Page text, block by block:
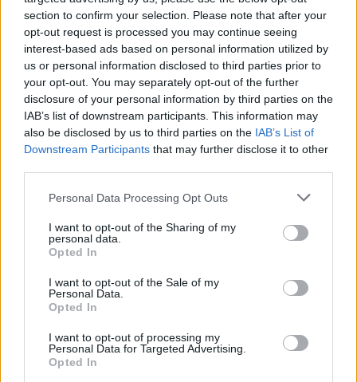
section to confirm your selection. Please note that after your
opt-out request is processed you may continue seeing
interest-based ads based on personal information utilized by
us or personal information disclosed to third parties prior to
your opt-out. You may separately opt-out of the further
disclosure of your personal information by third parties on the
IAB’s list of downstream participants. This information may
also be disclosed by us to third parties on the IAB’s List of
Downstream Participants that may further disclose it to other
Personal Data Processing Opt Outs
I want to opt-out of the Sharing of my
personal data.
Opted In
I want to opt-out of the Sale of my
Personal Data.
Opted In
I want to opt-out of processing my
Personal Data for Targeted Advertising.
Opted In
Smart TV, Fire OS8, Control por Voz Alexa, HDR10+, Modo
Game Boost 120Hz, MEMC, 2GB+3…
Skechers 118423 ZapatillasHombre
Educa – Aprendo… El Abecedario con Mickey y Sus Amigos,
Juego Educativo para bebés Donde aprenderán a distinguir la
grafía de Cada Letra y a…
Etiquetas: Amazon Chollo Xiaomi
SIGUIENTE HISTORIA
Nike Y Nk DF Lge Knit III Short K – Shorts Chicos Unisex
HISTORIA PREVIA
ULTIMEA 5.1ch Barra de Sonido TV con Dolby Atmos,